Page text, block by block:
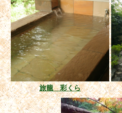
旅籠 彩くら